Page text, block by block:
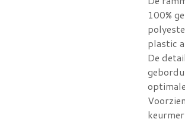
100%
plastic
De